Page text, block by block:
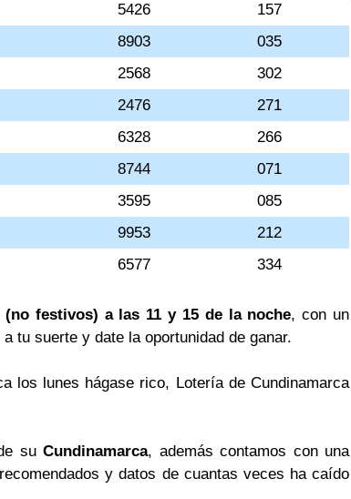
5426
157
8903
035
2568
302
2476
271
6328
266
8744
071
3595
085
9953
212
6577 334
(no festivos) a las 11 y 15 de la noche, con un
a tu suerte y date la oportunidad de ganar.
los lunes hágase rico, Lotería de Cundinamarca
suCundinamarca, además contamos con una
y datos de cuantas veces ha caído